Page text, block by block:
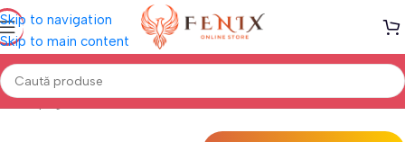
Skip to navigation
Skip to main content
Prima pagină Mobilă TERASĂ & GRĂDINĂ Mese Terasă